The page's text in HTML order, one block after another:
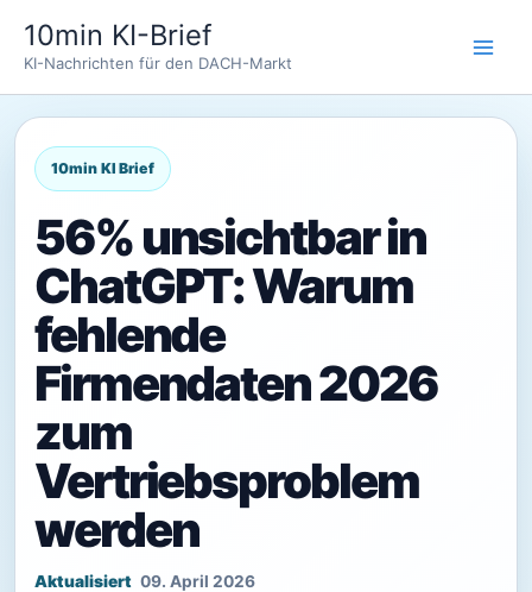
Inhalt
springen
10min KI-Brief
KI-Nachrichten für den DACH-Markt
56% unsichtbar in
ChatGPT: Warum
fehlende
Firmendaten 2026
zum
Vertriebsproblem
werden
09. April 2026